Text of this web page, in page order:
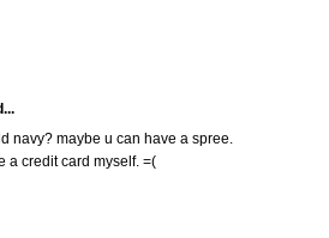
navy? maybe u can have a spree.
a credit card myself. =(